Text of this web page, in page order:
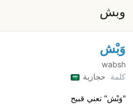
وبش
وَبْش
wabsh
كلمة حجازية
"وَبْش" تعني قبيح